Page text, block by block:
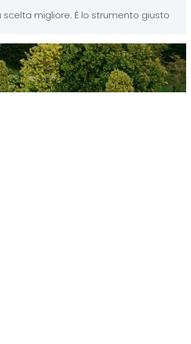
migliore. È lo strumento giusto